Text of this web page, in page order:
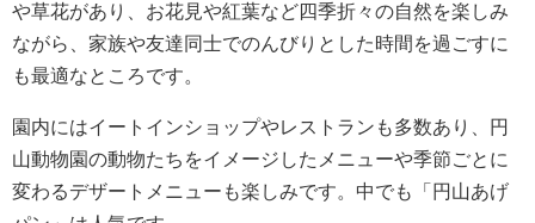
や草花があり、お花見や紅葉など四季折々の自然を楽しみ
ながら、家族や友達同士でのんびりとした時間を過ごすに
も最適なところです。
園内にはイートインショップやレストランも多数あり、円
山動物園の動物たちをイメージしたメニューや季節ごとに
変わるデザートメニューも楽しみです。中でも「円山あげ